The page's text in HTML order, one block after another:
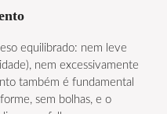
equilibrado: nem leve
nem excessivamente
também é fundamental
sem bolhas, e o